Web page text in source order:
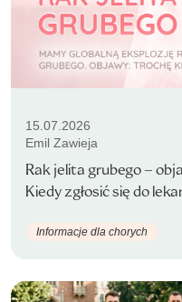
15.07.2026
Emil Zawieja
Rak jelita grubego –
Kiedy zgłosić się do
Informacje dla chorych